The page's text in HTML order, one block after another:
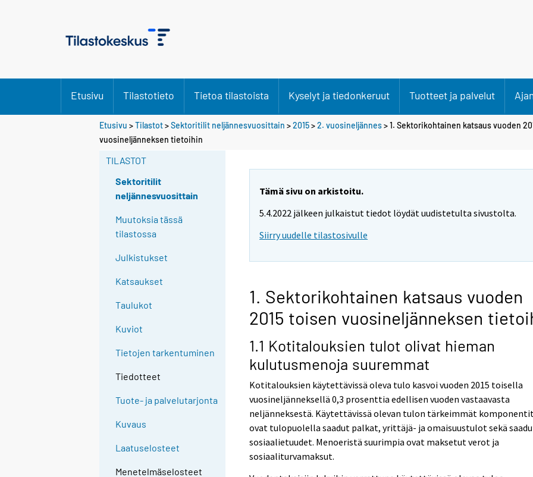
Etusivu Tilastotieto Tietoa tilastoista Kyselyt ja tiedonkeruut Tuotteet ja palvelut
Etusivu >Tilastot>Sektoritilit neljännesvuosittain >2015>2. vuosineljännes> 1. Sektorikohtainen katsaus vuoden
vuosineljänneksen tietoihin
TILASTOT
Sektoritilit
neljännesvuosittain
Muutoksia tässä
tilastossa
Julkistukset
Katsaukset
Taulukot
Kuviot
Tietojen tarkentuminen
Tiedotteet
Tuote- ja palvelutarjonta
Kuvaus
Laatuselosteet
Menetelmäselosteet
Tämä sivu on arkistoitu.
5.4.2022 jälkeen julkaistut tiedot löydät uudistetulta sivustolta.
Siirry uudelle tilastosivulle
1. Sektorikohtainen katsaus vuoden
2015 toisen vuosineljänneksen
1.1 Kotitalouksien tulot olivat hieman
kulutusmenoja suuremmat
Kotitalouksien käytettävissä oleva tulo kasvoi vuoden 2015 toisella
vuosineljänneksellä 0,3 prosenttia edellisen vuoden vastaavasta
neljänneksestä. Käytettävissä olevan tulon tärkeimmät komponentit
ovat tulopuolella saadut palkat, yrittäjä- ja omaisuustulot sekä
sosiaalietuudet. Menoeristä suurimpia ovat maksetut verot ja
sosiaaliturvamaksut.